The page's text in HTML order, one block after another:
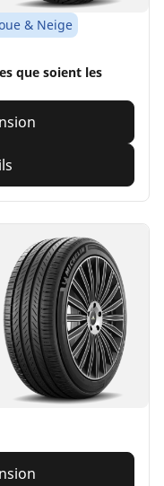
& Neige
que soient les